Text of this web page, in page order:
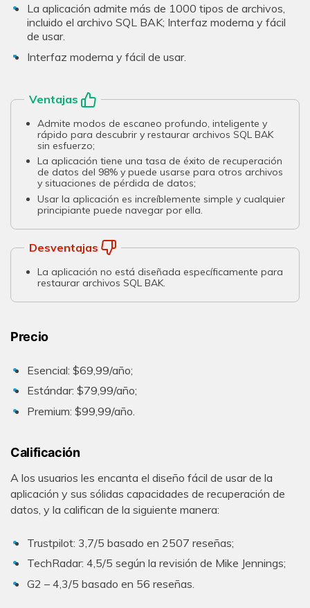
La aplicación admite más de 1000 tipos de archivos,
incluido el archivo SQL BAK; Interfaz moderna y fácil
de usar.
Interfaz moderna y fácil de usar.
Ventajas
Admite modos de escaneo profundo, inteligente y
rápido para descubrir y restaurar archivos SQL BAK
sin esfuerzo;
La aplicación tiene una tasa de éxito de recuperación
de datos del 98% y puede usarse para otros archivos
y situaciones de pérdida de datos;
Usar la aplicación es increíblemente simple y cualquier
principiante puede navegar por ella.
Desventajas
La aplicación no está diseñada específicamente para
restaurar archivos SQL BAK.
Precio
Esencial: $69,99/año;
Estándar: $79,99/año;
Premium: $99,99/año.
Calificación
A los usuarios les encanta el diseño fácil de usar de la
aplicación y sus sólidas capacidades de recuperación de
datos, y la califican de la siguiente manera:
Trustpilot: 3,7/5 basado en 2507 reseñas;
TechRadar: 4,5/5 según la revisión de Mike Jennings;
G2 – 4,3/5 basado en 56 reseñas.